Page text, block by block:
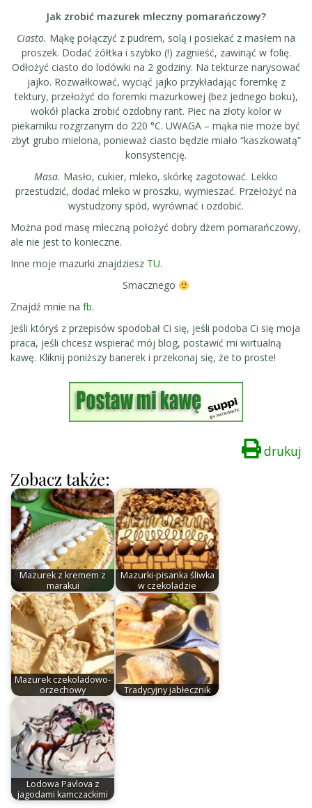
Jak zrobić mazurek mleczny pomarańczowy?
Ciasto. Mąkę połączyć z pudrem, solą i posiekać z masłem na
proszek. Dodać żółtka i szybko (!) zagnieść, zawinąć w folię.
Odłożyć ciasto do lodówki na 2 godziny. Na tekturze narysować
jajko. Rozwałkować, wyciąć jajko przykładając foremkę z
tektury, przełożyć do foremki mazurkowej (bez jednego boku),
wokół placka zrobić ozdobny rant. Piec na złoty kolor w
piekarniku rozgrzanym do 220 °C. UWAGA – mąka nie może być
zbyt grubo mielona, ponieważ ciasto będzie miało “kaszkowatą”
konsystencję.
Masa. Masło, cukier, mleko, skórkę zagotować. Lekko
przestudzić, dodać mleko w proszku, wymieszać. Przełożyć na
wystudzony spód, wyrównać i ozdobić.
Można pod masę mleczną położyć dobry dżem pomarańczowy,
ale nie jest to konieczne.
Inne moje mazurki znajdziesz TU.
Smacznego
Znajdź mnie na fb.
Jeśli któryś z przepisów spodobał Ci się, jeśli podoba Ci się moja
praca, jeśli chcesz wspierać mój blog, postawić mi wirtualną
kawę. Kliknij poniższy banerek i przekonaj się, że to proste!
drukuj
Zobacz także:
Mazurek z kremem z
marakui
Mazurki-pisanka śliwka
w czekoladzie
Mazurek czekoladowo-
orzechowy
Tradycyjny jabłecznik
Lodowa Pavlova z
jagodami kamczackimi